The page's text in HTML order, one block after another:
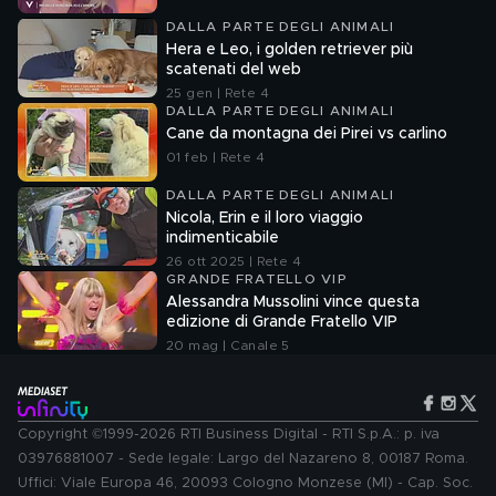
DALLA PARTE DEGLI ANIMALI
Hera e Leo, i golden retriever più
scatenati del web
25 gen | Rete 4
DALLA PARTE DEGLI ANIMALI
Cane da montagna dei Pirei vs carlino
01 feb | Rete 4
DALLA PARTE DEGLI ANIMALI
Nicola, Erin e il loro viaggio
indimenticabile
26 ott 2025 | Rete 4
GRANDE FRATELLO VIP
Alessandra Mussolini vince questa
edizione di Grande Fratello VIP
20 mag | Canale 5
Copyright ©1999-2026 RTI Business Digital - RTI S.p.A.: p. iva
03976881007 - Sede legale: Largo del Nazareno 8, 00187 Roma.
Uffici: Viale Europa 46, 20093 Cologno Monzese (MI) - Cap. Soc.